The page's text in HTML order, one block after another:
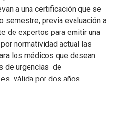
a una certificación que se
semestre, previa evaluación a
de expertos para emitir una
normatividad actual las
los médicos que desean
de urgencias de
válida por dos años.